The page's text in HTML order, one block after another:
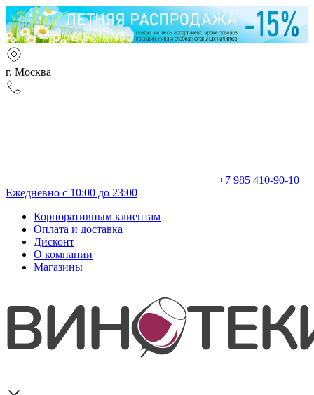
г. Москва
+7 985 410-90-10
Ежедневно с 10:00 до 23:00
Корпоративным клиентам
Оплата и доставка
Дисконт
О компании
Магазины